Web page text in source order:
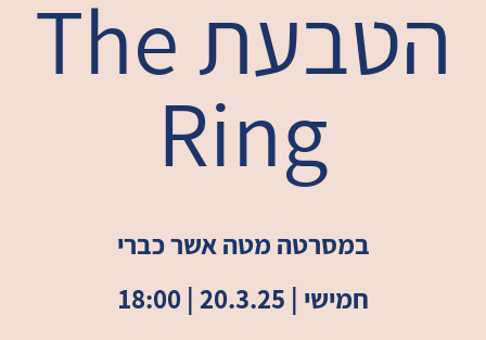
הטבעתThe
Ring
במסרטה מטה אשר כברי
חמישי | 20.3.25 | 18:00